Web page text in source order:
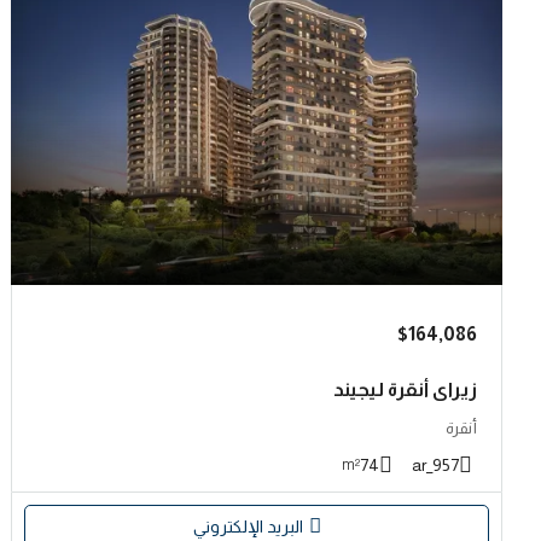
$164,086
زيراي أنقرة ليجيند
أنقرة
957_ar
74
m²
البريد الإلكتروني